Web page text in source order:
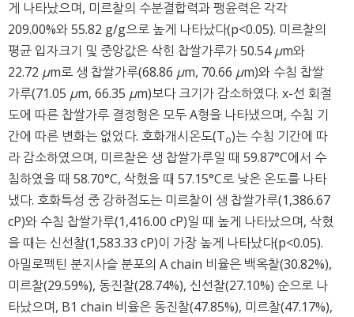
게 나타났으며, 미르찰의 수분결합력과 팽윤력은 각각
209.00%와 55.82 g/g으로 높게 나타났다(p<0.05). 미르찰의
평균 입자크기 및 중앙값은 삭힌 찹쌀가루가 50.54μm와
22.72 μm로 생 찹쌀가루(68.86 μm, 70.66 μm)와 수침 찹쌀
가루(71.05 μm, 66.35 μm)보다 크기가 감소하였다. x-선 회절
도에 따른 찹쌀가루 결정형은 모두 A형을 나타냈으며, 수침 기
간에 따른 변화는 없었다. 호화개시온도(To)는 수침 기간에 따
라 감소하였으며, 미르찰은 생 찹쌀가루일 때 59.87°C에서 수
침하였을 때 58.70°C, 삭혔을 때 57.15°C로 낮은 온도를 나타
냈다. 호화특성 중 강하점도는 미르찰이 생 찹쌀가루(1,386.67
cP)와 수침 찹쌀가루(1,416.00 cP)일 때 높게 나타났으며, 삭혔
을 때는 신선찰(1,583.33 cP)이 가장 높게 나타났다(p<0.05).
아밀로펙틴 분지사슬 분포의 A chain 비율은 백옥찰(30.82%),
미르찰(29.59%), 동진찰(28.74%), 신선찰(27.10%) 순으로 나
타났으며, B1 chain 비율은 동진찰(47.85%), 미르찰(47.17%),